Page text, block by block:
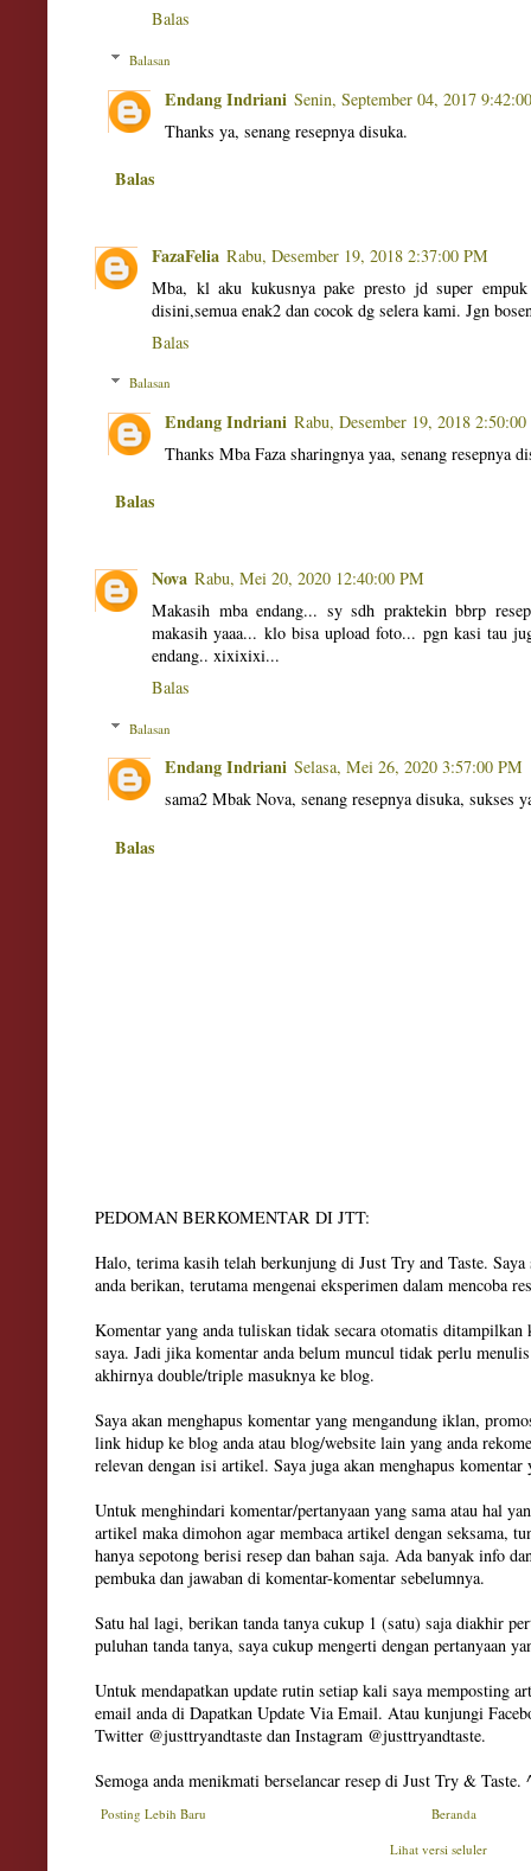
Balas
Balasan
Endang Indriani Senin, September 04, 2017
Thanks ya, senang resepnya disuka.
Balas
FazaFelia Rabu, Desember 19, 2018 2:37:00 PM
Mba, kl aku kukusnya pake presto jd super
disini,semua enak2 dan cocok dg selera kami. Jgn
Balas
Balasan
Endang Indriani Rabu, Desember 19, 2018
Thanks Mba Faza sharingnya yaa, senang resepnya
Balas
Nova Rabu, Mei 20, 2020 12:40:00 PM
Makasih mba endang... sy sdh praktekin bbrp
makasih yaaa... klo bisa upload foto... pgn kasi tau
endang.. xixixixi...
Balas
Balasan
Endang Indriani Selasa, Mei 26, 2020 3:57:00 PM
sama2 Mbak Nova, senang resepnya disuka, sukses
Balas
PEDOMAN BERKOMENTAR DI JTT:
Halo, terima kasih telah berkunjung di Just Try and Taste. Saya
anda berikan, terutama mengenai eksperimen dalam mencoba
Komentar yang anda tuliskan tidak secara otomatis ditampilkan
saya. Jadi jika komentar anda belum muncul tidak perlu
akhirnya double/triple masuknya ke blog.
Saya akan menghapus komentar yang mengandung iklan,
link hidup ke blog anda atau blog/website lain yang anda
relevan dengan isi artikel. Saya juga akan menghapus
Untuk menghindari komentar/pertanyaan yang sama atau hal
artikel maka dimohon agar membaca artikel dengan seksama,
hanya sepotong berisi resep dan bahan saja. Ada banyak info
pembuka dan jawaban di komentar-komentar sebelumnya.
Satu hal lagi, berikan tanda tanya cukup 1 (satu) saja diakhir
puluhan tanda tanya, saya cukup mengerti dengan pertanyaan
Untuk mendapatkan update rutin setiap kali saya memposting
email anda di Dapatkan Update Via Email. Atau kunjungi
Twitter @justtryandtaste dan Instagram @justtryandtaste.
Semoga anda menikmati berselancar resep di Just Try & Taste.
Posting Lebih Baru
Beranda
Lihat versi seluler